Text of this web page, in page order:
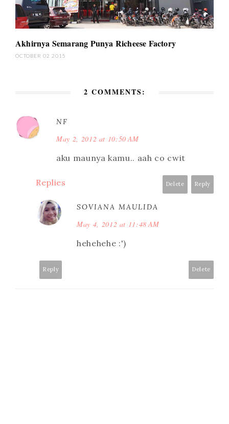
Akhirnya Semarang Punya Richeese Factory
OCTOBER 02 2015
2 COMMENTS:
NF
May 2, 2012 at 10:50 AM
aku maunya kamu.. aah co cwit
Reply
Delete
Replies
SOVIANA MAULIDA
May 4, 2012 at 11:48 AM
hehehehe :')
Delete
Reply